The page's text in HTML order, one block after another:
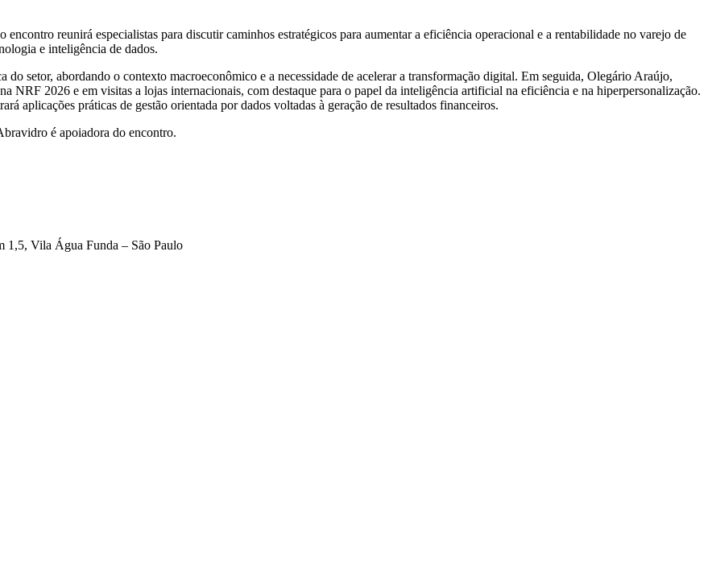
encontro reunirá especialistas para discutir caminhos estratégicos para aumentar a eficiência operacional e a rentabilidade no varejo de
e inteligência de dados.
setor, abordando o contexto macroeconômico e a necessidade de acelerar a transformação digital. Em seguida, Olegário Araújo,
NRF 2026 e em visitas a lojas internacionais, com destaque para o papel da inteligência artificial na eficiência e na hiperpersonalização.
aplicações práticas de gestão orientada por dados voltadas à geração de resultados financeiros.
é apoiadora do encontro.
1,5, Vila Água Funda – São Paulo